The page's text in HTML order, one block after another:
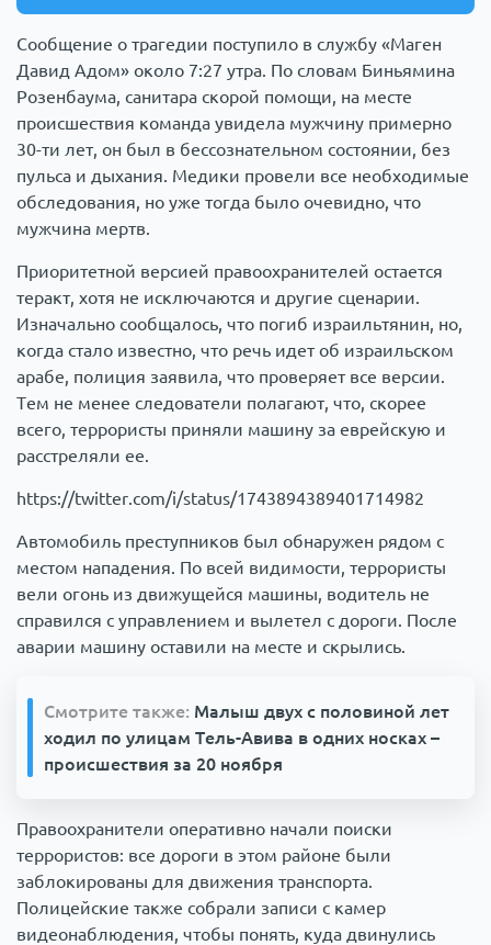
Сообщение о трагедии поступило в службу «Маген
Давид Адом» около 7:27 утра. По словам Биньямина
Розенбаума, санитара скорой помощи, на месте
происшествия команда увидела мужчину примерно
30-ти лет, он был в бессознательном состоянии, без
пульса и дыхания. Медики провели все необходимые
обследования, но уже тогда было очевидно, что
мужчина мертв.
Приоритетной версией правоохранителей остается
теракт, хотя не исключаются и другие сценарии.
Изначально сообщалось, что погиб израильтянин, но,
когда стало известно, что речь идет об израильском
арабе, полиция заявила, что проверяет все версии.
Тем не менее следователи полагают, что, скорее
всего, террористы приняли машину за еврейскую и
расстреляли ее.
https://twitter.com/i/status/1743894389401714982
Автомобиль преступников был обнаружен рядом с
местом нападения. По всей видимости, террористы
вели огонь из движущейся машины, водитель не
справился с управлением и вылетел с дороги. После
аварии машину оставили на месте и скрылись.
Смотрите также: Малыш двух с половиной лет
ходил по улицам Тель-Авива в одних носках –
происшествия за 20 ноября
Правоохранители оперативно начали поиски
террористов: все дороги в этом районе были
заблокированы для движения транспорта.
Полицейские также собрали записи с камер
видеонаблюдения, чтобы понять, куда двинулись